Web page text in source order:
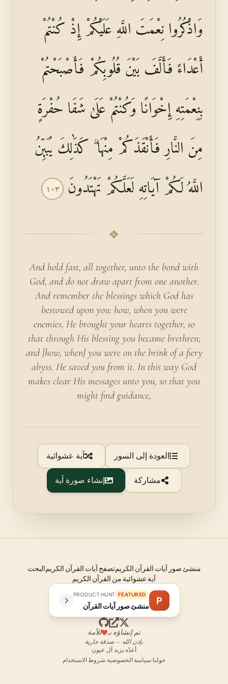
وَاذْكُرُوا نِعْمَتَ اللَّهِ عَلَيْكُمْ إِذْ كُنْتُمْ
أَعْدَاءً فَأَلَّفَ بَيْنَ قُلُوبِكُمْ فَأَصْبَحْتُمْ
بِنِعْمَتِهِ إِخْوَانًا وَكُنْتُمْ عَلَىٰ شَفَا حُفْرَةٍ
مِنَ النَّارِ فَأَنْقَذَكُمْ مِنْهَا ۗ كَذَٰلِكَ يُبَيِّنُ
اللَّهُ لَكُمْ آيَاتِهِ لَعَلَّكُمْ تَهْتَدُونَ ١٠٣
❖
And hold fast, all together, unto the bond with
God, and do not draw apart from one another.
And remember the blessings which God has
bestowed upon you: how, when you were
enemies, He brought your hearts together, so
that through His blessing you became brethren;
and [how, when] you were on the brink of a fiery
abyss. He saved you from it. In this way God
makes clear His messages unto you, so that you
might find guidance,
العودة إلى السور آية عشوائية
مشاركة إنشاء صورة آية
منشئ صور آيات القرآن الكريمتصفح آيات القرآن الكريمالبحث
آية عشوائية من القرآن الكريم
P
FEATURED
PRODUCT HUNT
منشئ صور آيات القرآن
تم إنشاؤه بـ للأمة
بإذن الله — صدقة جارية
أعدّه يزيد آل عيون
حولنا·سياسة الخصوصية·شروط الاستخدام